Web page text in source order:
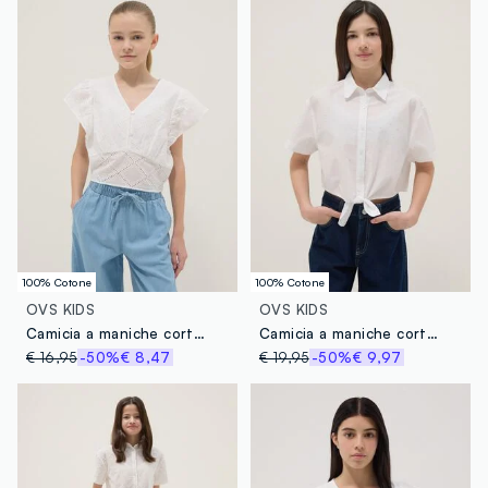
100% Cotone
OVS KIDS
Camicia a maniche corte in puro cotone bianca da ragazza regular fit
€ 16,95-50%€ 8,47
100% Cotone
OVS KIDS
Camicia a maniche corte in puro cotone bianca regular fit
€ 19,95 -50%€ 9,97